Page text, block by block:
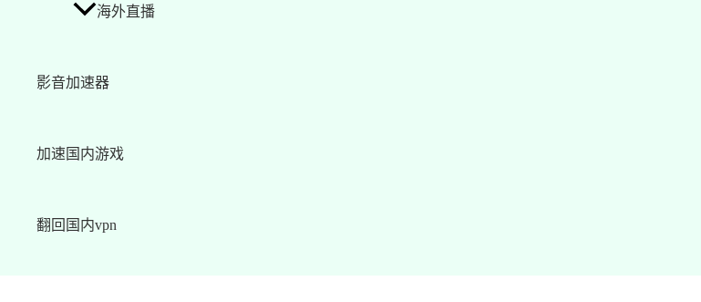
海外直播
影音加速器
加速国内游戏
翻回国内vpn